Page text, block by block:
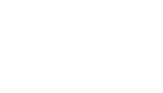
الطبقة الوسطى